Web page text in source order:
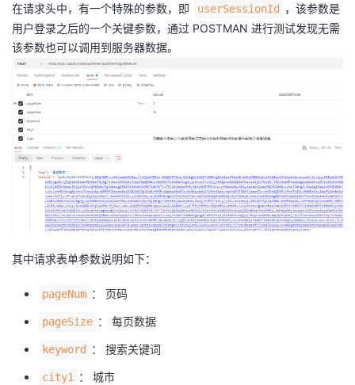
堂
我
的
课
程
我
的
认
我
的
我
我
的
技
术
支
我
的
云
声
在请求头中，有一个特殊的参数，即 userSessionId ，该参数是
用户登录之后的一个关键参数，通过 POSTMAN 进行测试发现无需
该参数也可以调用到服务器数据。
其中请求表单参数说明如下：
pageNum ： 页码
pageSize ： 每页数据
keyword ： 搜索关键词
city1 ： 城市